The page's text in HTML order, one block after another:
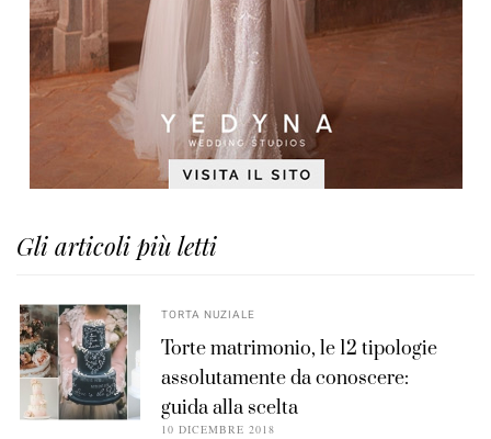
Gli articoli più letti
TORTA NUZIALE
Torte matrimonio, le 12 tipologie
assolutamente da conoscere:
guida alla scelta
10 DICEMBRE 2018